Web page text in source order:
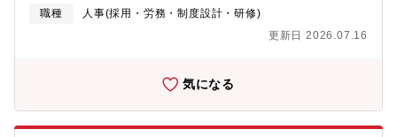
政学リスクの顕在化による国際輸送の混乱、紅海での船舶への攻
撃等、グループ各事業の事業競争力を阻害する様々な課題を抱え
に推進しています。具体的には、業務プロセス改善やDX化を通じ
て、最適なソリューションを企画することや、貨物輸送パートナ
ーの選定、料金などの集中交渉を推進することで、戦略的にサプ
ライチェーンの最適化を目指しています。また、関税法順守や環
労務指導・社会保険手続き・年末調整対応・入退社手続き・各種
相談対応・産前産後休業・育児休業者対応・休職・復職者対応◇
対応・学校訪問、各種採用イベント運営◇法令対応・コンプライ
アンス・労働基準監督署対応・36協定運用・ストレスチェック運
営・得意先監査対応・コンプライアンス管理・指導・安全衛生活
動サポート【企業特徴】アイリスグループは「快適生活」をキー
職種
人事(採用・労務・制度設計・研修)
更新日 2026.07.16
気になる